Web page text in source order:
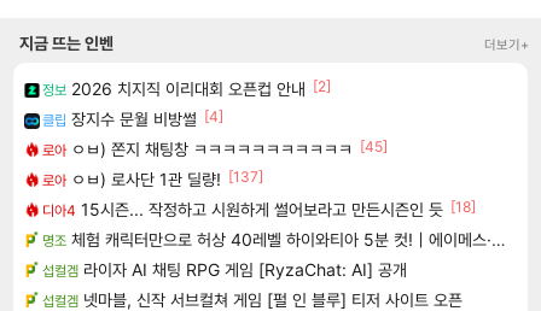
지금 뜨는 인벤 더보기+
정보 2026 치지직 이리대회 오픈컵 안내 [2]
클립 장지수 문월 비방썰 [4]
로아 ㅇㅂ) 쫀지 채팅창 ㅋㅋㅋㅋㅋㅋㅋㅋㅋㅋㅋ
[45]
로아 ㅇㅂ) 로사단 1관 딜량! [137]
디아4 15시즌... 작정하고 시원하게 썰어보라고 만든시즌인 듯 [18]
명조 체험 캐릭터만으로 허상 40레벨 하이와티아 5분 컷!｜에이메스·린네·모니에 명함
섭컬겜 라이자 AI 채팅 RPG 게임 [RyzaChat: AI] 공개
섭컬겜 넷마블, 신작 서브컬쳐 게임 [펄 인 블루] 티저 사이트 오픈